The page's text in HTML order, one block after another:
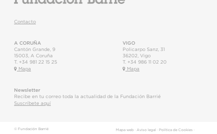
Contacto
A CORUÑA
Cantón Grande, 9
15003
A Coruña
T. +34 981 22 15 25
Mapa
VIGO
Policarpo Sanz, 31
36202 Vigo
T. +34 986 11 02 20
Mapa
Newsletter
Recibe en tu correo toda la actualidad de la Fundación Barrié
Suscríbete aquí
© Fundación Barrié Mapa web· Aviso legal · Política de Cookies ·